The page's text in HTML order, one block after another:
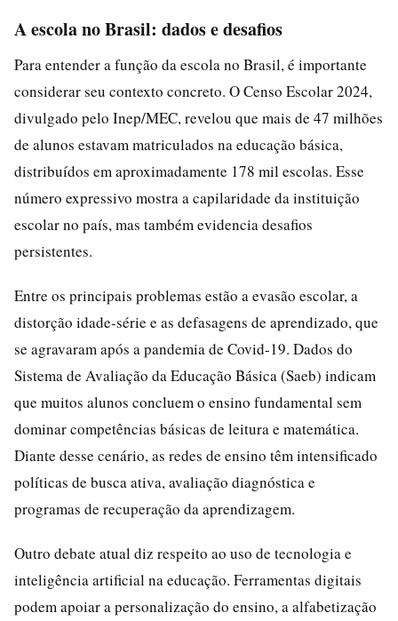
A escola no Brasil: dados e desafios
Para entender a função da escola no Brasil, é importante
considerar seu contexto concreto. O Censo Escolar 2024,
divulgado pelo Inep/MEC, revelou que mais de 47 milhões
de alunos estavam matriculados na educação básica,
distribuídos em aproximadamente 178 mil escolas. Esse
número expressivo mostra a capilaridade da instituição
escolar no país, mas também evidencia desafios
persistentes.
Entre os principais problemas estão a evasão escolar, a
distorção idade-série e as defasagens de aprendizado, que
se agravaram após a pandemia de Covid-19. Dados do
Sistema de Avaliação da Educação Básica (Saeb) indicam
que muitos alunos concluem o ensino fundamental sem
dominar competências básicas de leitura e matemática.
Diante desse cenário, as redes de ensino têm intensificado
políticas de busca ativa, avaliação diagnóstica e
programas de recuperação da aprendizagem.
Outro debate atual diz respeito ao uso de tecnologia e
inteligência artificial na educação. Ferramentas digitais
podem apoiar a personalização do ensino, a alfabetização